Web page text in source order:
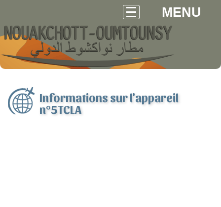
MENU
Informations sur l'appareil
n°5TCLA